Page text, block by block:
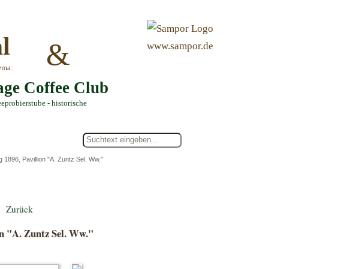
&
Coffee Club
- historische
www.sampor.de
1896, Pavillion "A. Zuntz Sel. Ww."
Zurück
"A. Zuntz Sel. Ww."